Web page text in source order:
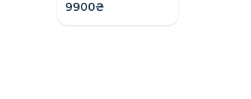
коляска
9900₴